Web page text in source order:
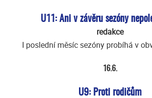
U11: Ani v závěru sezóny
redakce
I poslední měsíc sezóny probíhá v
16.6.
U9: Proti rodičům